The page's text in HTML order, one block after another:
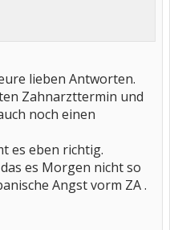
lieben Antworten.
Zahnarzttermin und
noch einen
es eben richtig.
es Morgen nicht so
Angst vorm ZA .